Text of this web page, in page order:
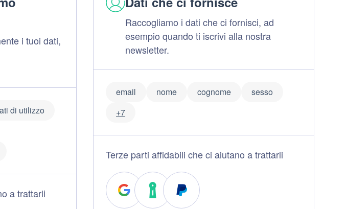
i tuoi dati,
di utilizzo
a trattarli
Raccogliamo i dati che ci fornisci, ad
esempio quando ti iscrivi alla nostra
newsletter.
email nome cognome
sesso
+7
Terze parti affidabili che ci aiutano a trattarli